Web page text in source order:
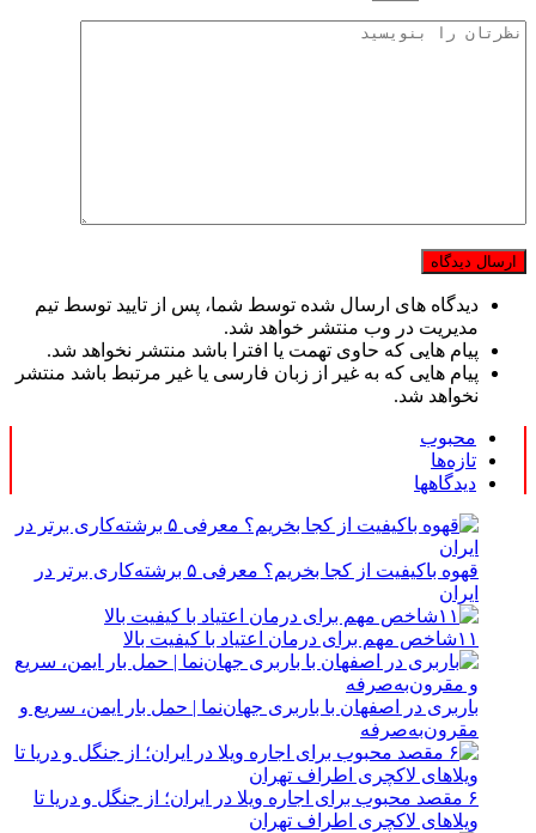
دیدگاه های ارسال شده توسط شما، پس از تایید توسط تیم
مدیریت در وب منتشر خواهد شد.
پیام هایی که حاوی تهمت یا افترا باشد منتشر نخواهد شد.
پیام هایی که به غیر از زبان فارسی یا غیر مرتبط باشد منتشر
نخواهد شد.
محبوب
تازه‌ها
دیدگاهها
قهوه باکیفیت از کجا بخریم؟ معرفی ۵ برشته‌کاری برتر در
ایران
۱۱شاخص مهم برای درمان اعتیاد با کیفیت بالا
باربری در اصفهان با باربری جهان‌نما | حمل بار ایمن، سریع و
مقرون‌به‌صرفه
۶ مقصد محبوب برای اجاره ویلا در ایران؛ از جنگل و دریا تا
ویلاهای لاکچری اطراف تهران